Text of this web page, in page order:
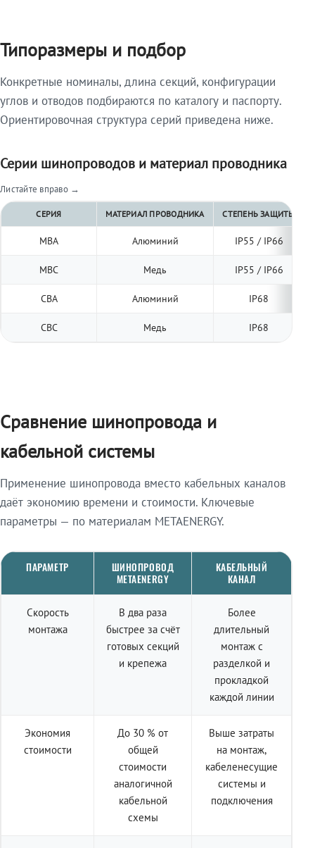
Типоразмеры и подбор
Конкретные номиналы, длина секций, конфигурации
углов и отводов подбираются по каталогу и паспорту.
Ориентировочная структура серий приведена ниже.
Серии шинопроводов и материал проводника
Листайте вправо →
СЕРИЯ МАТЕРИАЛ ПРОВОДНИКА СТЕПЕНЬ ЗАЩИТЫ
МВА Алюминий IP55 / IP66
МВС Медь IP55 / IP66
СВА Алюминий IP68
СВС Медь IP68
Сравнение шинопровода и
кабельной системы
Применение шинопровода вместо кабельных каналов
даёт экономию времени и стоимости. Ключевые
параметры — по материалам METAENERGY.
ПАРАМЕТР
ШИНОПРОВОД
METAENERGY
КАБЕЛЬНЫЙ
КАНАЛ
Скорость
монтажа
В два раза
быстрее за счёт
готовых секций
и крепежа
Более
длительный
монтаж с
разделкой и
прокладкой
каждой линии
Экономия
стоимости
До 30 % от
общей
стоимости
аналогичной
кабельной
схемы
Выше затраты
на монтаж,
кабеленесущие
системы и
подключения